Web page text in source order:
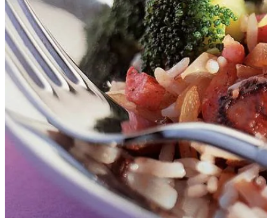
100 grozijnen
1 paksnelkookrijst
1kippenbouillontablet